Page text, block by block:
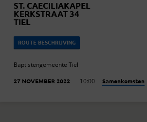
ST. CAECILIAKAPEL
KERKSTRAAT 34
TIEL
ROUTE BESCHRIJVING
Baptistengemeente Tiel
27 NOVEMBER 2022 10:00 Samenkomsten